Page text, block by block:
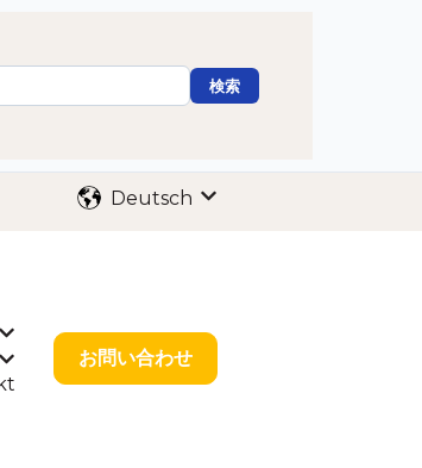
検索
Deutsch
Untermenü für Internationale
uns anzeigenfür Ressourcen anzeigen
お問い合わせ